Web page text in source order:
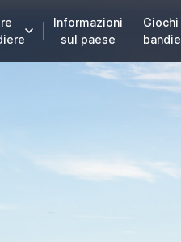
Informazioni
sul paese
Giochi